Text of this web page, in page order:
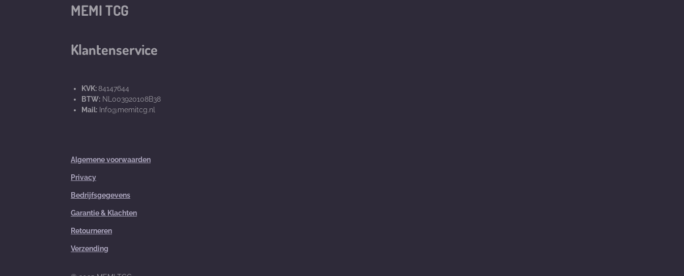
MEMI TCG
Klantenservice
KVK:84147644
BTW: NL003920108B38
Mail: Info@memitcg.nl
Algemene voorwaarden
Privacy
Bedrijfsgegevens
Garantie & Klachten
Retourneren
Verzending